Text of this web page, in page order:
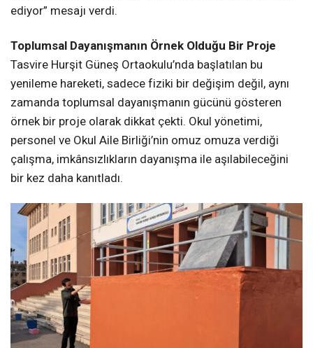
ediyor” mesajı verdi.
Toplumsal Dayanışmanın Örnek Olduğu Bir Proje
Tasvire Hurşit Güneş Ortaokulu’nda başlatılan bu
yenileme hareketi, sadece fiziki bir değişim değil, aynı
zamanda toplumsal dayanışmanın gücünü gösteren
örnek bir proje olarak dikkat çekti. Okul yönetimi,
personel ve Okul Aile Birliği’nin omuz omuza verdiği
çalışma, imkânsızlıkların dayanışma ile aşılabileceğini
bir kez daha kanıtladı.